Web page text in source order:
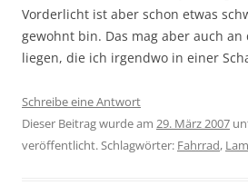
Vorderlicht ist aber schon etwas
gewohnt bin. Das mag aber auch
liegen, die ich irgendwo in einer
Schreibe eine Antwort
Dieser Beitrag wurde am 29. März 2007
veröffentlicht. Schlagwörter: Fahrrad,